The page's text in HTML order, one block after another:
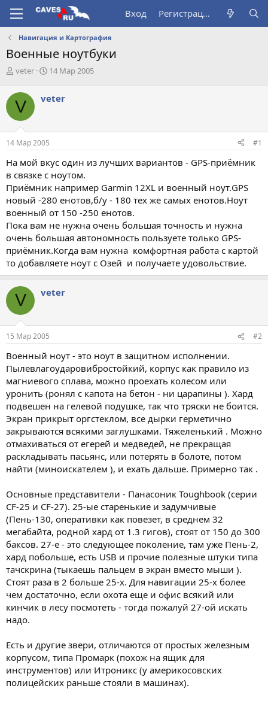
Вход Регистрация
Навигация и Картография
Военные ноутбуки
А
т
о
р
т
е
м
veter
Д
а
ч
а
а
14 Мар 2005
V veter
14 Мар 2005 #1
На мой вкус один из лучших вариантов - GPS-приёмник
в связке с ноутом.
Приёмник например Garmin 12XL и военный ноут.GPS
новый -280 енотов,б/у - 180 тех же самых енотов.Ноут
военный от 150 -250 енотов.
Пока вам не нужна очень большая точность и нужна
очень большая автономность пользуете только GPS-
приёмник.Когда вам нужна комфортная работа с картой
то добавляете ноут с Озей и получаете удовольствие.
V veter
15 Мар 2005 #2
Военный ноут - это ноут в защитном исполнении.
Пылевлагоударовибростойкий, корпус как правило из
магниевого сплава, можно проехать колесом или
уронить (ронял с капота на бетон - ни царапины ). Хард
подвешен на гелевой подушке, так что тряски не боится.
Экран прикрыт оргстеклом, все дырки герметично
закрываются всякими заглушками. Тяжеленький . Можно
отмахиваться от егерей и медведей, не прекращая
раскладывать пасьянс, или потерять в болоте, потом
найти (миноискателем ), и ехать дальше. Примерно так .
Основные представители - Панасоник Toughbook (серии
CF-25 и CF-27). 25-ые старенькие и задумчивые
(Пень-130, оперативки как повезет, в среднем 32
мегабайта, родной хард от 1.3 гигов), стоят от 150 до 300
баксов. 27-е - это следующее поколение, там уже Пень-2,
хард побольше, есть USB и прочие полезные штуки типа
тачскрина (тыкаешь пальцем в экран вместо мыши ).
Стоят раза в 2 больше 25-х. Для навигации 25-х более
чем достаточно, если охота еще и офис всякий или
кинчик в лесу посмотеть - тогда пожалуй 27-ой искать
надо.
Есть и другие звери, отличаются от простых железным
корпусом, типа Промарк (похож на ящик для
инструментов) или Итроникс (у америкосовских
полицейских раньше стояли в машинах).